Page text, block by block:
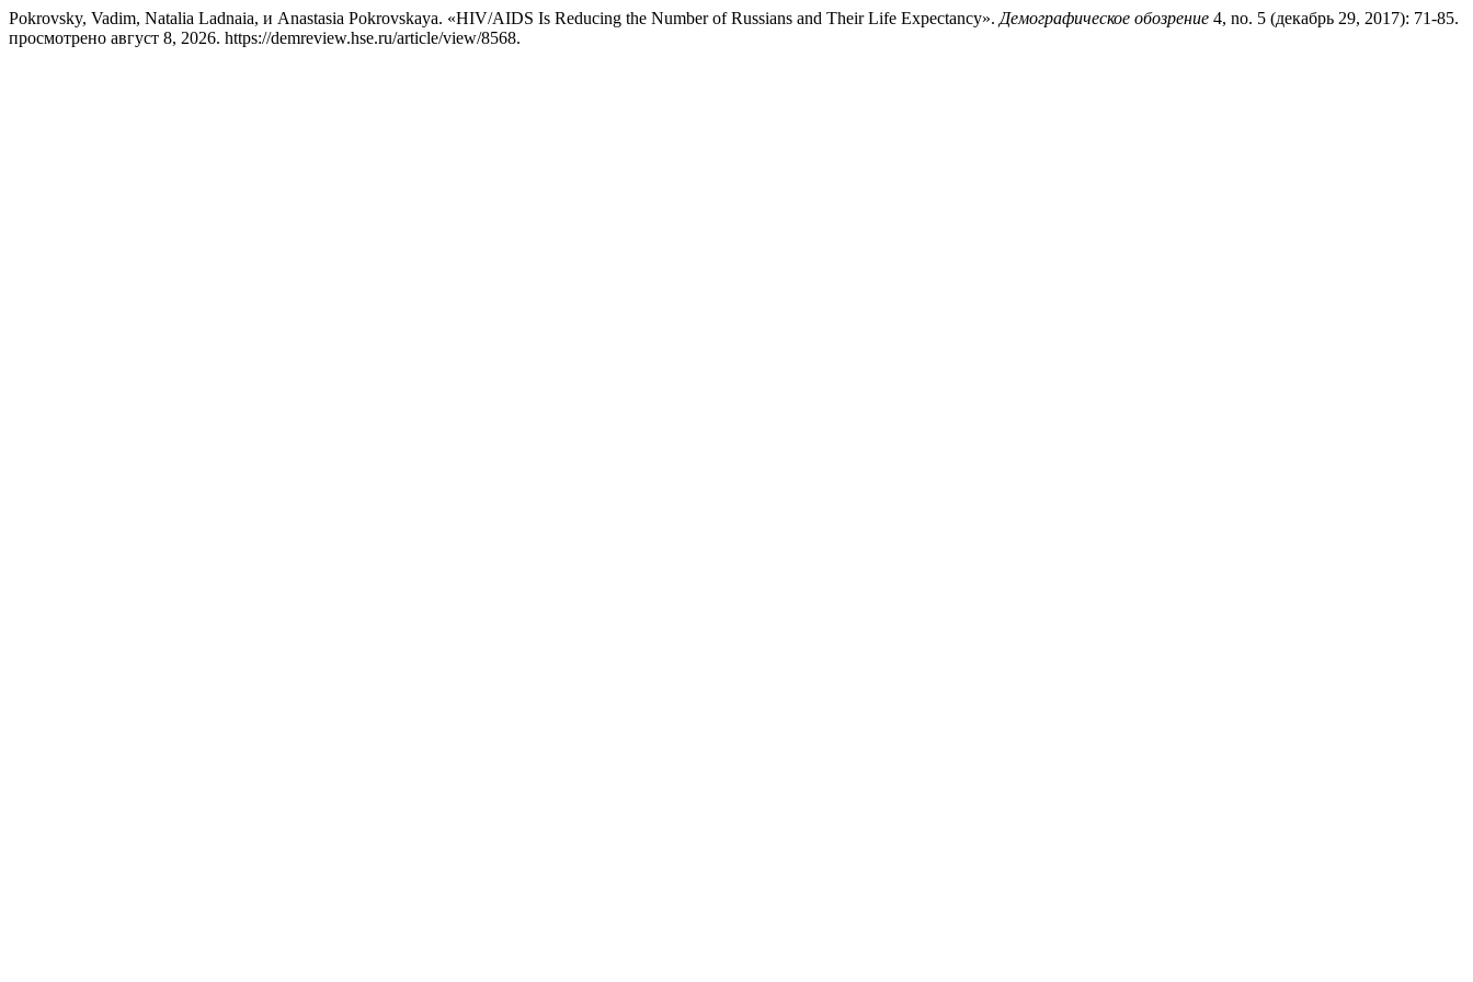
Pokrovsky, Vadim, Natalia Ladnaia, и Anastasia Pokrovskaya. «HIV/AIDS Is Reducing the Number of Russians and Their Life Expectancy». Демографическое обозрение 4, no. 5 (декабрь 29, 2017): 71-85.
просмотрено август 8, 2026. https://demreview.hse.ru/article/view/8568.